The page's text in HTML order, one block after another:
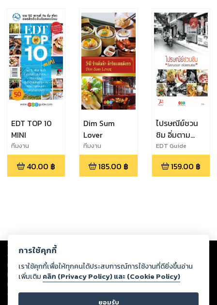
EDT TOP 10
MINI
ทีมงาน
EDTguide.com
40.00 ฿
Dim Sum
Lover
ทีมงาน
EDTguide.com
185.00 ฿
ไปรษณีย์ชวน
ชิม อิ่มตาม
ตรอก อร่อย
ตามซอย
EDT Guide
159.00 ฿
Copyright © 2026
ต่อผลงานหรือเนื้อหาใดที่อัปโหลดผ่านเว็บไซต์และปรากฏว่าละเมิดสิทธิใน
ทรัพย์สินทางปัญญาของบุคคลอื่นหรือขัดต่อกฎหมายและศีลธรรม ดังนั้น ผู้อ่าน
ทุกท่านโปรดใช้วิจารณญาณในการกลั่นกรองด้วยตนเอง และหากท่านพบว่าส่วน
หนึ่งส่วนใดขัดต่อกฎหมายและศีลธรรม กรุณาแจ้งมายังบริษัท เพื่อทีมงานจะได้
ดำเนินการในทันที ทั้งนี้ ทางสตอรี่ล็อกขอสงวนลิขสิทธิ์ตามพระราชบัญญัติ
การใช้คุกกี้
เราใช้คุกกี้เพื่อให้ทุกคนได้ประสบการณ์การใช้งานที่ดียิ่งขึ้นอ่าน
เพิ่มเติม คลิก (Privacy Policy) และ (Cookie Policy)
ยอมรับ